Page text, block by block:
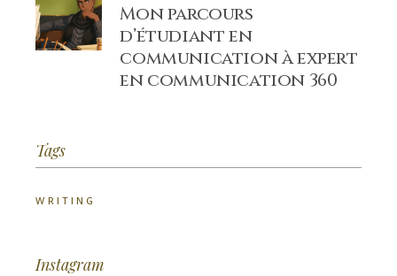
Mon parcours
d’étudiant en
communication à expert
en communication 360
Tags
WRITING
Instagram